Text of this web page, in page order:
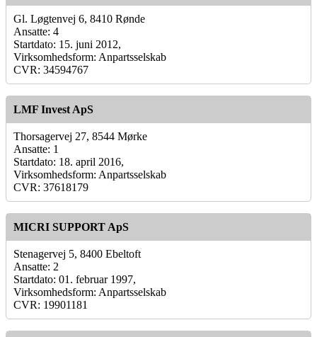
Gl. Løgtenvej 6, 8410 Rønde
Ansatte: 4
Startdato: 15. juni 2012,
Virksomhedsform: Anpartsselskab
CVR: 34594767
LMF Invest ApS
Thorsagervej 27, 8544 Mørke
Ansatte: 1
Startdato: 18. april 2016,
Virksomhedsform: Anpartsselskab
CVR: 37618179
MICRI SUPPORT ApS
Stenagervej 5, 8400 Ebeltoft
Ansatte: 2
Startdato: 01. februar 1997,
Virksomhedsform: Anpartsselskab
CVR: 19901181